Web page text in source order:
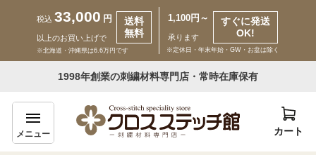
税込 33,000 円
以上のお買い上げで
送料
無料
※北海道・沖縄県は6.6万円です
1,100円～
承ります
すぐに発送
OK!
※定休日・年末年始・GW・お盆は除く
1998年創業の刺繍材料専門店・常時在庫保有
メニュー カート
いらっしゃいませ ゲスト 様